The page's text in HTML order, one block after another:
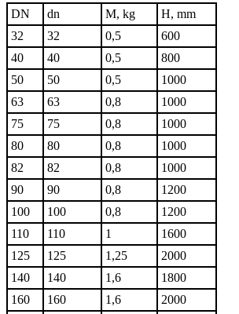
DN dn M, kg
H, mm
32
32 0,5
600
40
40 0,5
800
50
50 0,5
1000
63
63 0,8
1000
75
75 0,8
1000
80
80 0,8
1000
82
82 0,8
1000
90
90 0,8
1200
100
100 0,8
1200
110
110 1
1600
125
125 1,25
2000
140
140 1,6
1800
160
160 1,6
2000